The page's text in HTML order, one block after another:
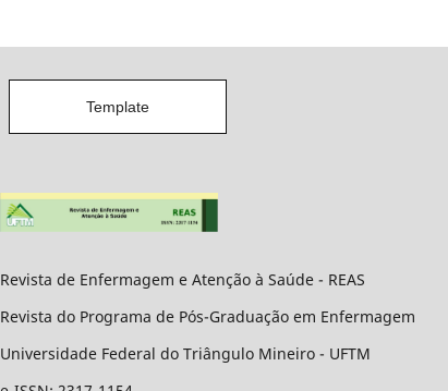
Template
Revista de Enfermagem e Atenção à Saúde - REAS
Revista do Programa de Pós-Graduação em Enfermagem
Universidade Federal do Triângulo Mineiro - UFTM